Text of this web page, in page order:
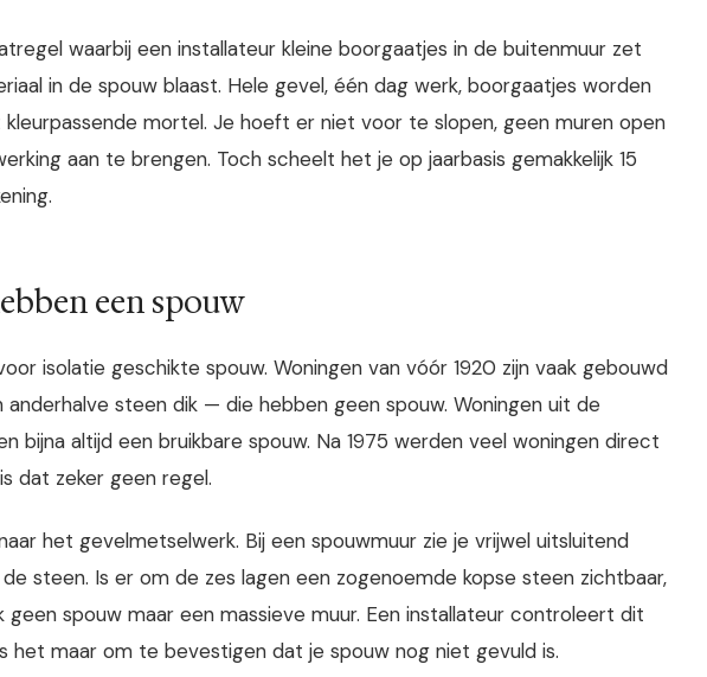
waarbij een installateur kleine boorgaatjes in de buitenmuur zet
in de spouw blaast. Hele gevel, één dag werk, boorgaatjes worden
mortel. Je hoeft er niet voor te slopen, geen muren open
aan te brengen. Toch scheelt het je op jaarbasis gemakkelijk 15
een spouw
isolatie geschikte spouw. Woningen van vóór 1920 zijn vaak gebouwd
steen dik — die hebben geen spouw. Woningen uit de
bijna altijd een bruikbare spouw. Na 1975 werden veel woningen direct
dat zeker geen regel.
het gevelmetselwerk. Bij een spouwmuur zie je vrijwel uitsluitend
steen. Is er om de zes lagen een zogenoemde kopse steen zichtbaar,
geen spouw maar een massieve muur. Een installateur controleert dit
het maar om te bevestigen dat je spouw nog niet gevuld is.